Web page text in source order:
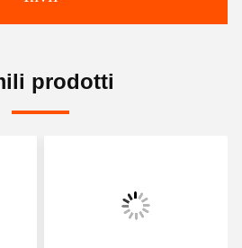
prodotti